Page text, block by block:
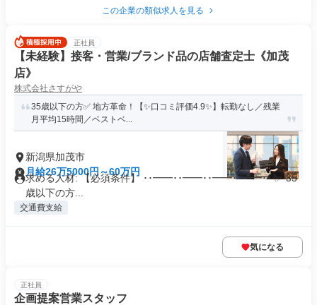
この企業の類似求人を見る
正社員
【未経験】接客・営業/ブランド品の店舗査定士《加茂
店》
株式会社さすがや
35歳以下の方✅ 地方革命！【✨口コミ評価4.9✨】転勤なし／残業
月平均15時間／ベストベ...
新潟県加茂市
月給26万5000円～60万円
求める人材: 【必須条件】 ･･━━･･━━･･━━･･━━･･ ✅ 35
歳以下の方...
交通費支給
気になる
正社員
企画提案営業スタッフ